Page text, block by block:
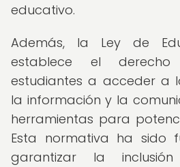
educativo.
Además, la Ley de
establece el
estudiantes a acceder a
la información y la
herramientas para
Esta normativa ha sido
garantizar la